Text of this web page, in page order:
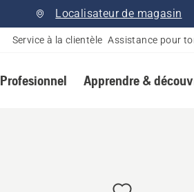
Localisateur de magasin
Service à la clientèle Assistance pour
Profesionnel Apprendre &